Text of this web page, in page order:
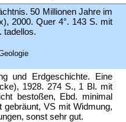
50 Millionen Jahre im
2000. Quer 4°. 143 S. mit
tadellos.
und Erdgeschichte. Eine
1928. 274 S., 1 Bl. mit
bestoßen, Ebd. minimal
gebräunt, VS mit Widmung,
sonst sehr gut.